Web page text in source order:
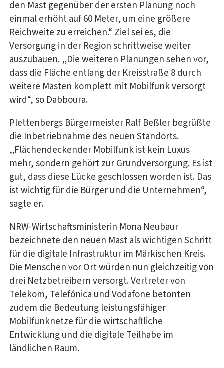
den Mast gegenüber der ersten Planung noch
einmal erhöht auf 60 Meter, um eine größere
Reichweite zu erreichen.“ Ziel sei es, die
Versorgung in der Region schrittweise weiter
auszubauen. „Die weiteren Planungen sehen vor,
dass die Fläche entlang der Kreisstraße 8 durch
weitere Masten komplett mit Mobilfunk versorgt
wird“, so Dabboura.
Plettenbergs Bürgermeister Ralf Beßler begrüßte
die Inbetriebnahme des neuen Standorts.
„Flächendeckender Mobilfunk ist kein Luxus
mehr, sondern gehört zur Grundversorgung. Es ist
gut, dass diese Lücke geschlossen worden ist. Das
ist wichtig für die Bürger und die Unternehmen“,
sagte er.
NRW-Wirtschaftsministerin Mona Neubaur
bezeichnete den neuen Mast als wichtigen Schritt
für die digitale Infrastruktur im Märkischen Kreis.
Die Menschen vor Ort würden nun gleichzeitig von
drei Netzbetreibern versorgt. Vertreter von
Telekom, Telefónica und Vodafone betonten
zudem die Bedeutung leistungsfähiger
Mobilfunknetze für die wirtschaftliche
Entwicklung und die digitale Teilhabe im
ländlichen Raum.